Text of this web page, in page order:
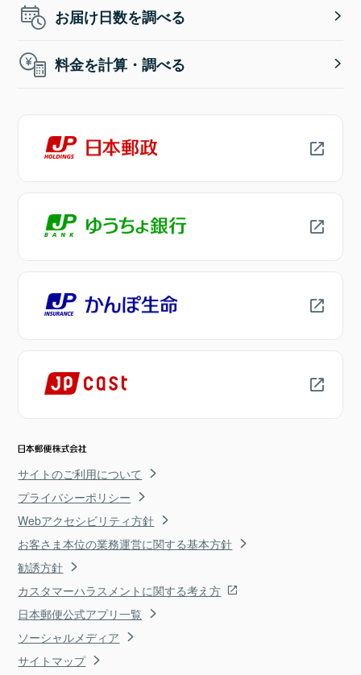
お届け日数を調べる
料金を計算・調べる
サイトのご利用について
プライバシーポリシー
Webアクセシビリティ方針
お客さま本位の業務運営に関する基本方針
勧誘方針
カスタマーハラスメントに関する考え方
日本郵便公式アプリ一覧
ソーシャルメディア
サイトマップ